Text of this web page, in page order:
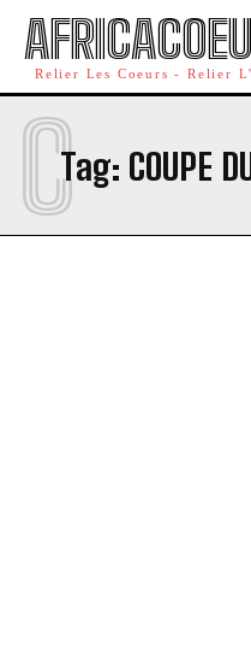
Relier Les Coeurs - Relier
Tag: COUPE
C